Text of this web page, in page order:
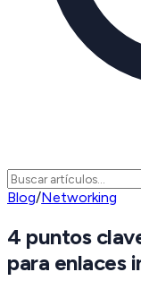
Blog/Networking
4 puntos
para enlaces